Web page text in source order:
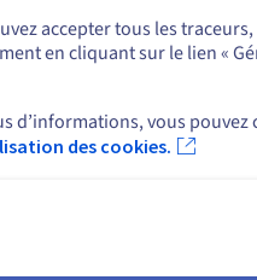
d’importants volumes de
point de données en une
ses propres métadonnées
objet est stocké dans
consulté et récupéré.
disponibles avec le stockage
blocs, c'est à vous de
adaptées à vos besoins.
non structurées nécessitant
tout indiqué.
un autre site web
accepter tous les
en cliquant sur le lien «
d’informations, vous
des cookies.